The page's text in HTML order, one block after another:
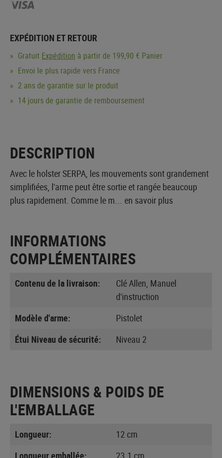
EXPÉDITION ET RETOUR
Gratuit Expédition à partir de 199,90 € Panier
Envoi le plus rapide vers France
2 ans de garantie sur le produit
14 jours de garantie de remboursement
DESCRIPTION
Avec le holster SERPA, les mouvements sont grandement
simplifiées, l'arme peut être sortie et rangée beaucoup
plus rapidement. Comme le m... en savoir plus
INFORMATIONS
COMPLÉMENTAIRES
Contenu de la livraison:
Clé Allen, Manuel
d'instruction
Modèle d'arme:
Pistolet
Étui Niveau de sécurité:
Niveau 2
DIMENSIONS & POIDS DE
L'EMBALLAGE
Longueur:
12 cm
Longueur emballée:
23.1 cm